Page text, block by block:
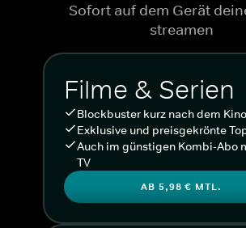
Sofort auf dem Gerät
streamen
Filme & Serien
Blockbuster kurz nach dem Kino
Exklusive und preisgekrönte
Auch im günstigen Kombi-Abo
TV
AB 5,98 € MTL.